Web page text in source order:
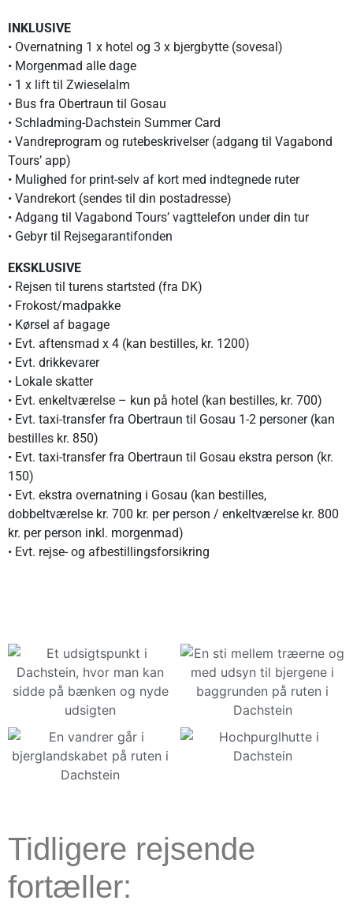
INKLUSIVE
• Overnatning 1 x hotel og 3 x bjergbytte (sovesal)
• Morgenmad alle dage
• 1 x lift til Zwieselalm
• Bus fra Obertraun til Gosau
• Schladming-Dachstein Summer Card
• Vandreprogram og rutebeskrivelser (adgang til Vagabond
Tours’ app)
• Mulighed for print-selv af kort med indtegnede ruter
• Vandrekort (sendes til din postadresse)
• Adgang til Vagabond Tours’ vagttelefon under din tur
• Gebyr til Rejsegarantifonden
EKSKLUSIVE
• Rejsen til turens startsted (fra DK)
• Frokost/madpakke
• Kørsel af bagage
• Evt. aftensmad x 4 (kan bestilles, kr. 1200)
• Evt. drikkevarer
• Lokale skatter
• Evt. enkeltværelse – kun på hotel (kan bestilles, kr. 700)
• Evt. taxi-transfer fra Obertraun til Gosau 1-2 personer (kan
bestilles kr. 850)
• Evt. taxi-transfer fra Obertraun til Gosau ekstra person (kr.
150)
• Evt. ekstra overnatning i Gosau (kan bestilles,
dobbeltværelse kr. 700 kr. per person / enkeltværelse kr. 800
kr. per person inkl. morgenmad)
• Evt. rejse- og afbestillingsforsikring
Tidligere rejsende
fortæller: